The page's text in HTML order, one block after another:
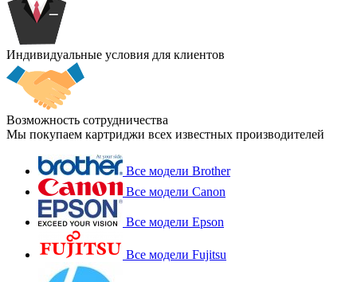
Индивидуальные условия для клиентов
Возможность сотрудничества
Мы покупаем картриджи всех известных производителей
Все модели Brother
Все модели Canon
Все модели Epson
Все модели Fujitsu